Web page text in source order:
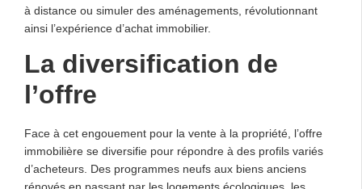
à distance ou simuler des aménagements, révolutionnant
ainsi l’expérience d’achat immobilier.
La diversification de
l’offre
Face à cet engouement pour la vente à la propriété, l’offre
immobilière se diversifie pour répondre à des profils variés
d’acheteurs. Des programmes neufs aux biens anciens
rénovés en passant par les logements écologiques, les